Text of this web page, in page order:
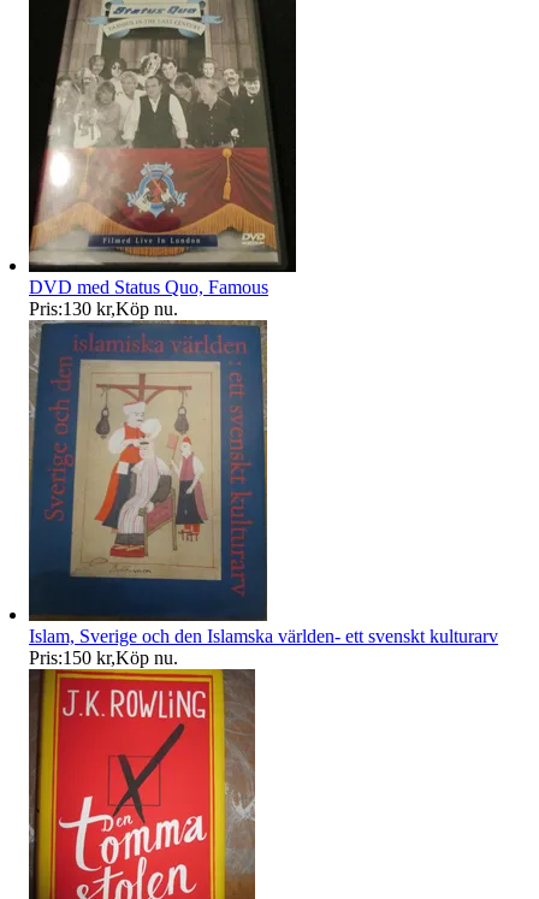
DVD med Status Quo, Famous
Pris:130 kr,Köp nu.
Islam, Sverige och den Islamska världen- ett svenskt kulturarv
Pris:150 kr,Köp nu.